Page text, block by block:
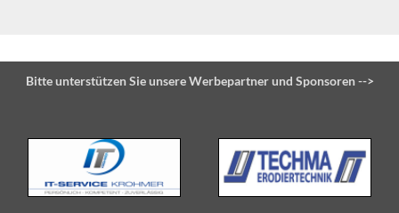
Bitte unterstützen Sie unsere Werbepartner und Sponsoren -->